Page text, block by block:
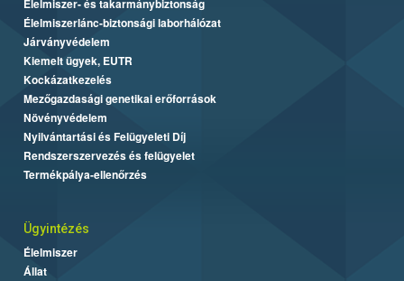
Élelmiszer- és takarmánybiztonság
Élelmiszerlánc-biztonsági laborhálózat
Járványvédelem
Kiemelt ügyek, EUTR
Kockázatkezelés
Mezőgazdasági genetikai erőforrások
Növényvédelem
Nyilvántartási és Felügyeleti Díj
Rendszerszervezés és felügyelet
Termékpálya-ellenőrzés
Ügyintézés
Élelmiszer
Állat